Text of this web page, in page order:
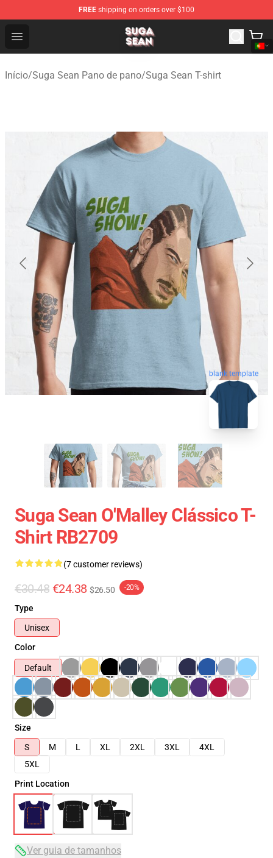
FREE shipping on orders over $100
Open menu
Suga Sean Shop - Official Suga Sean Merchandise Store
Início/Suga Sean Pano de pano/Suga Sean T-shirt
blank template
Suga Sean O'Malley Clássico T-
Shirt RB2709
(7 customer reviews)
€30.48 €24.38 $26.50 -20%
Type
Unisex
Color
Default
Size
S
M L XL 2XL 3XL
4XL
5XL
Print Location
Ver guia de tamanhos